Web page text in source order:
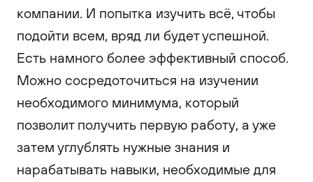
компании. И попытка изучить всё, чтобы
подойти всем, вряд ли будет успешной.
Есть намного более эффективный способ.
Можно сосредоточиться на изучении
необходимого минимума, который
позволит получить первую работу, а уже
затем углублять нужные знания и
нарабатывать навыки, необходимые для